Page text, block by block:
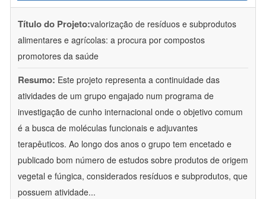
Título do Projeto:valorização de resíduos e subprodutos
alimentares e agrícolas: a procura por compostos
promotores da saúde
Resumo: Este projeto representa a continuidade das
atividades de um grupo engajado num programa de
investigação de cunho internacional onde o objetivo comum
é a busca de moléculas funcionais e adjuvantes
terapêuticos. Ao longo dos anos o grupo tem encetado e
publicado bom número de estudos sobre produtos de origem
vegetal e fúngica, considerados resíduos e subprodutos, que
possuem atividade...